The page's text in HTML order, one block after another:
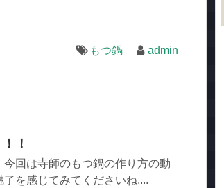
もつ鍋 admin
！
回は寺師のもつ鍋の作り方の動
を感じてみてくださいね....